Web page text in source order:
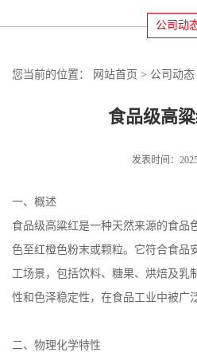
公司动
您当前的位置： 网站首页 > 公司动态
食品级高
发表时间：
一、概述
食品级高粱红是一种天然来源的食品
色至红橙色粉末或颗粒。它符合食品
工场景，包括饮料、糖果、烘焙及乳
性和色泽稳定性，在食品工业中被广
二、物理化学特性